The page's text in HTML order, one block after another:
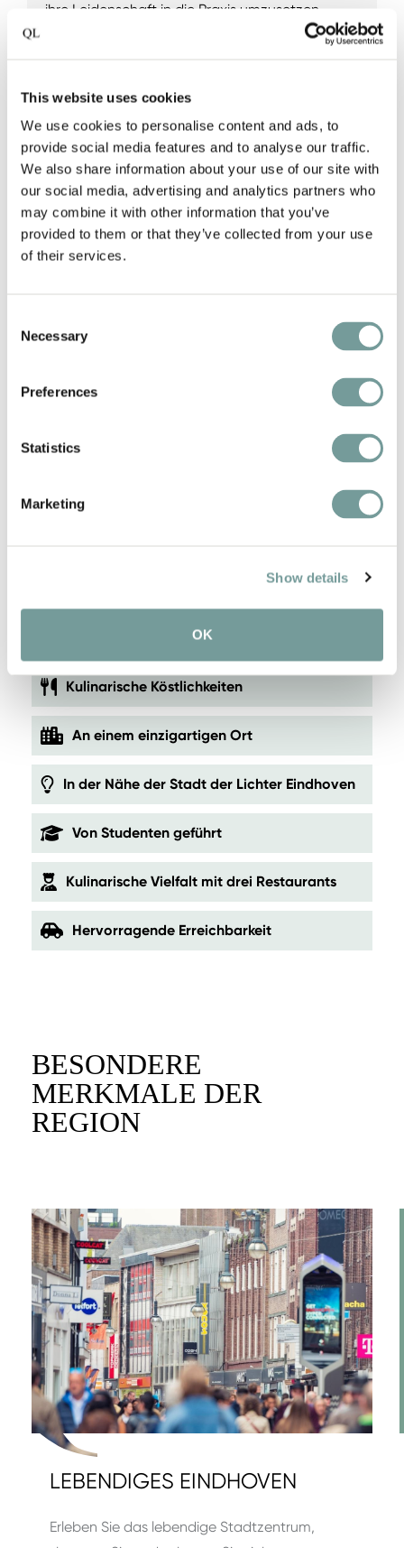
This website uses cookies
We use cookies to personalise content and ads, to
provide social media features and to analyse our traffic.
We also share information about your use of our site with
our social media, advertising and analytics partners who
may combine it with other information that you’ve
provided to them or that they’ve collected from your use
of their services.
Selection
Necessary
Preferences
Statistics
Marketing
Show details
OK
ihre Leidenschaft in die Praxis umzusetzen.
Die QL College-Sammlung ansehen
Kulinarische Köstlichkeiten
An einem einzigartigen Ort
In der Nähe der Stadt der Lichter Eindhoven
Von Studenten geführt
Kulinarische Vielfalt mit drei Restaurants
Hervorragende Erreichbarkeit
BESONDERE
MERKMALE DER
REGION
LEBENDIGES EINDHOVEN
Erleben Sie das lebendige Stadtzentrum,